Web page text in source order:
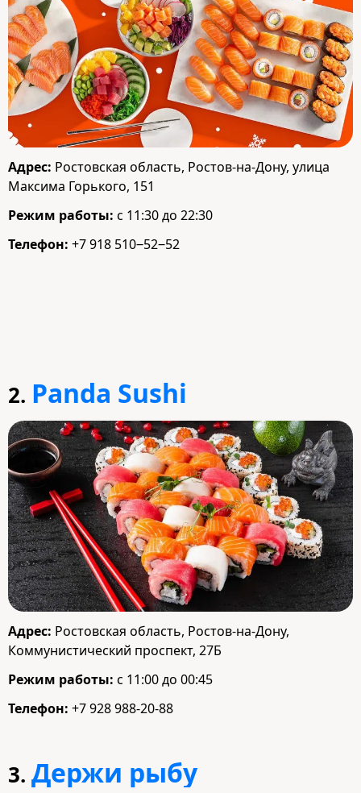
Адрес: Ростовская область, Ростов-на-Дону, улица
Максима Горького, 151
Режим работы: с 11:30 до 22:30
Телефон: +7 918 510‒52‒52
2. Panda Sushi
Адрес: Ростовская область, Ростов-на-Дону,
Коммунистический проспект, 27Б
Режим работы: с 11:00 до 00:45
Телефон: +7 928 988-20-88
3. Держи рыбу